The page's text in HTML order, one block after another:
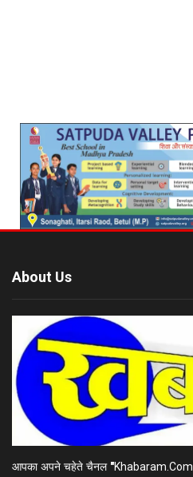
About Us
आपका अपने चहेते चैनल "Khabaram.Com